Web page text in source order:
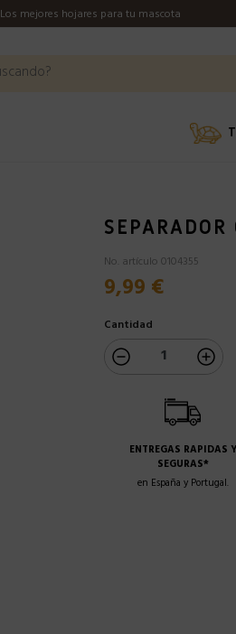
Los mejores hojares para tu mascota
No. artículo 0104355
9,99 €
Cantidad
ENTREGAS RAPIDAS Y
SEGURAS*
en España y Portugal.